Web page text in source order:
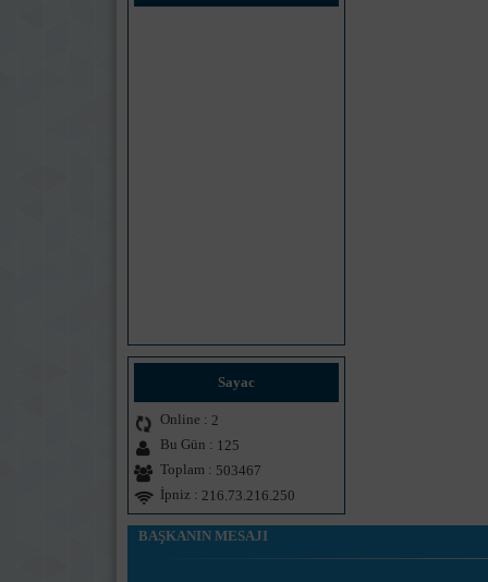
Sayac
Online : 2
Bu Gün : 125
Toplam : 503467
İpniz : 216.73.216.250
BAŞKANIN MESAJI